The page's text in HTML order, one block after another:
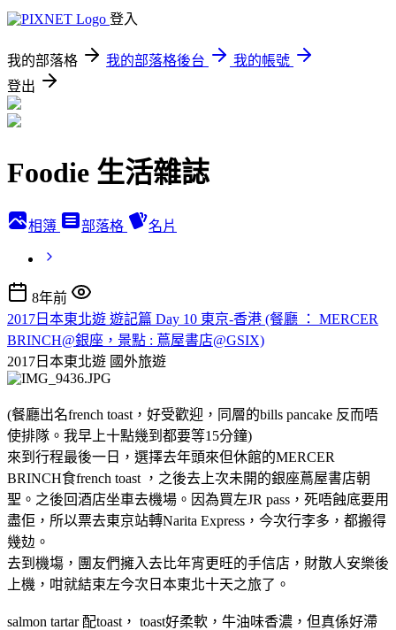
登入
我的部落格 我的部落格後台
我的帳號
登出
Foodie 生活雜誌
相簿 部落格 名片
8年前
2017日本東北遊 遊記篇 Day 10 東京-香港 (餐廳 ： MERCER
BRINCH@銀座，景點 : 蔦屋書店@GSIX)
2017日本東北遊 國外旅遊
(餐廳出名french toast，好受歡迎，同層的bills pancake 反而唔
使排隊。我早上十點幾到都要等15分鐘)
來到行程最後一日，選擇去年頭來但休館的MERCER
BRINCH食french toast ，之後去上次未開的銀座蔦屋書店朝
聖。之後回酒店坐車去機場。因為買左JR pass，死唔蝕底要用
盡佢，所以票去東京站轉Narita Express，今次行李多，都搬得
幾攰。
去到機塲，團友們擁入去比年宵更旺的手信店，財散人安樂後
上機，咁就結束左今次日本東北十天之旅了。
salmon tartar 配toast， toast好柔軟，牛油味香濃，但真係好滯